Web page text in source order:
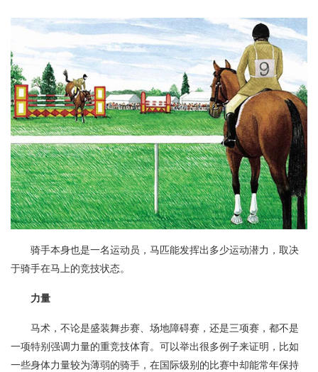
骑手本身也是一名运动员，马匹能发挥出多少运动潜力，取决
于骑手在马上的竞技状态。
力量
马术，不论是盛装舞步赛、场地障碍赛，还是三项赛，都不是
一项特别强调力量的重竞技体育。可以举出很多例子来证明，比如
一些身体力量较为薄弱的骑手，在国际级别的比赛中却能常年保持